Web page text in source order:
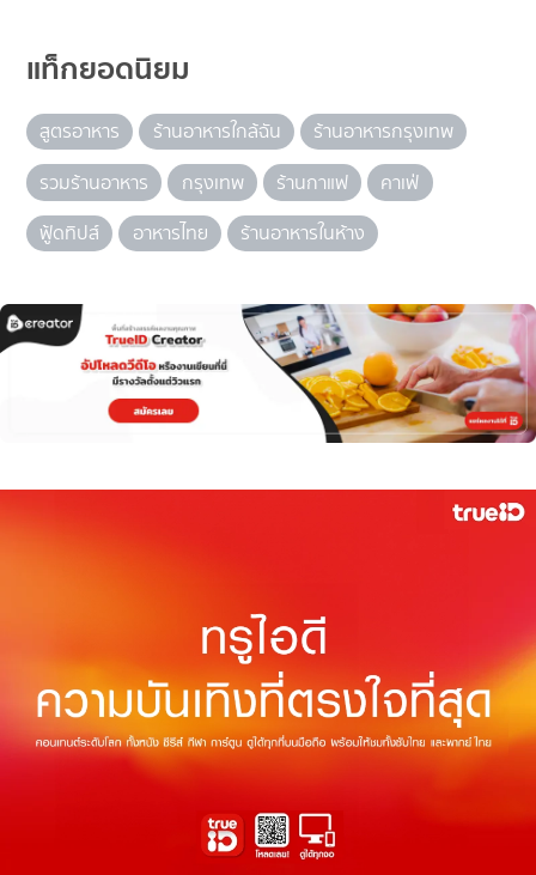
แท็กยอดนิยม
สูตรอาหาร ร้านอาหารใกล้ฉัน
ร้านอาหารกรุงเทพ
รวมร้านอาหาร
กรุงเทพ ร้านกาแฟ
คาเฟ่
ฟู้ดทิปส์
อาหารไทย ร้านอาหารในห้าง